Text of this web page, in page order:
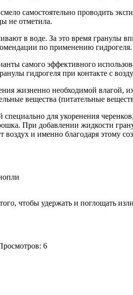
самостоятельно проводить
не отметила.
в воде. За это время гранулы
по применению
самого эффективного
гидрогеля при контакте с
жизненно необходимой влагой,
вещества (питательные
специально для укоренения
При добавлении жидкости
и именно благодаря этому
чтобы удержать и поглощать
6